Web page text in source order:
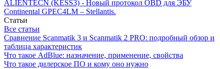
ALIENTECN (KESS3) - Новый протокол OBD для ЭБУ
Continental GPEC4LM – Stellantis.
Статьи
Все статьи
Сравнение Scanmatik 3 и Scanmatik 2 PRO: подробный обзор и
таблица характеристик
Что такое AdBlue: назначение, применение, свойства
Что такое дилерское ПО и кому оно нужно